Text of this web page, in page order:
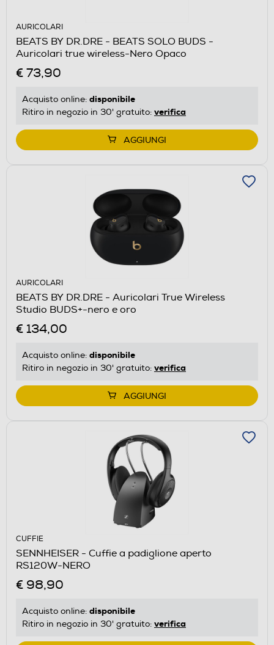
AURICOLARI
BEATS BY DR.DRE - BEATS SOLO BUDS -
Auricolari true wireless-Nero Opaco
€ 73,90
Acquisto online: disponibile
Ritiro in negozio in 30' gratuito: verifica
AGGIUNGI
AURICOLARI
BEATS BY DR.DRE - Auricolari True Wireless
Studio BUDS+-nero e oro
€ 134,00
Acquisto online: disponibile
Ritiro in negozio in 30' gratuito: verifica
AGGIUNGI
CUFFIE
SENNHEISER - Cuffie a padiglione aperto
RS120W-NERO
€ 98,90
Acquisto online: disponibile
Ritiro in negozio in 30' gratuito: verifica